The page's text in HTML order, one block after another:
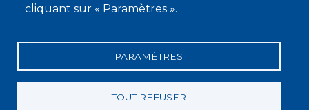
cliquant sur « Paramètres ».
PARAMÈTRES
TOUT REFUSER
Conditions générales de vente